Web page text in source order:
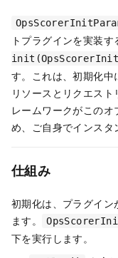
トプラグインを実装す
す。これは、初期化中
リソースとリクエス
レームワークがこの
め、ご自身でインスタ
仕組み
初期化は、プラグイ
ます。
下を実行します。